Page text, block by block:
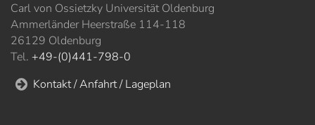
Carl von Ossietzky Universität Oldenburg
Ammerländer Heerstraße 114-118
26129 Oldenburg
Tel. +49-(0)441-798-0
Kontakt / Anfahrt / Lageplan